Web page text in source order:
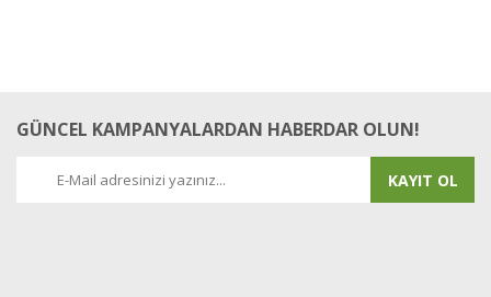
GÜNCEL KAMPANYALARDAN HABERDAR OLUN!
KAYIT OL